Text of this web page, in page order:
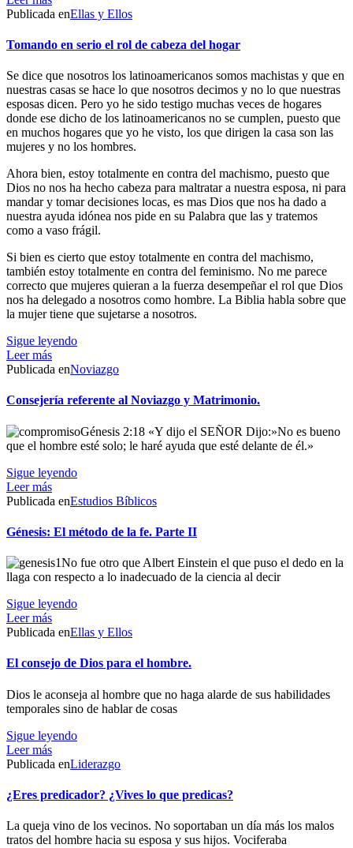
Publicada enEllas y Ellos
Tomando en serio el rol de cabeza del hogar
Se dice que nosotros los latinoamericanos somos machistas y que en
nuestras casas se hace lo que nosotros decimos y no lo que nuestras
esposas dicen. Pero yo he sido testigo muchas veces de hogares
donde ese dicho de los latinoamericanos no se cumplen, puesto que
en muchos hogares que yo he visto, los que dirigen la casa son las
mujeres y no los hombres.
Ahora bien, estoy totalmente en contra del machismo, puesto que
Dios no nos ha hecho cabeza para maltratar a nuestra esposa, ni para
mandar y tomar decisiones locas, es mas Dios que nos ha dado a
nuestra ayuda idónea nos pide en su Palabra que las y tratemos
como a vaso frágil.
Si bien es cierto que estoy totalmente en contra del machismo,
también estoy totalmente en contra del feminismo. No me parece
correcto que mujeres quieran a la fuerza desempeñar el rol que Dios
nos ha delegado a nosotros como hombre. La Biblia habla sobre que
la mujer tiene que sujetarse a nosotros.
Sigue leyendo
Leer más
Publicada enNoviazgo
Consejería referente al Noviazgo y Matrimonio.
Génesis 2:18 «Y dijo el SEÑOR Dijo:»No es bueno
que el hombre esté solo; le haré ayuda que esté delante de él.»
Sigue leyendo
Leer más
Publicada enEstudios Bíblicos
Génesis: El método de la fe. Parte II
No fue otro que Albert Einstein el que puso el dedo en la
llaga con respecto a lo inadecuado de la ciencia al decir
Sigue leyendo
Leer más
Publicada enEllas y Ellos
El consejo de Dios para el hombre.
Dios le aconseja al hombre que no haga alarde de sus habilidades
temporales sino de hablar de cosas
Sigue leyendo
Leer más
Publicada enLiderazgo
¿Eres predicador? ¿Vives lo que predicas?
La queja vino de los vecinos. No soportaban un día más los malos
tratos del hombre hacia su esposa y sus hijos. Vociferaba